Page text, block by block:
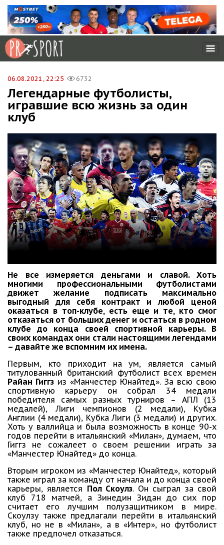
06.08.2021, 22:25 6732
Легендарные футболисты,
игравшие всю жизнь за один
клуб
Не все измеряется деньгами и славой. Хоть
многими профессиональными футболистами
движет желание подписать максимально
выгодный для себя контракт и любой ценой
оказаться в топ-клубе, есть еще и те, кто смог
отказаться от больших денег и остаться в родном
клубе до конца своей спортивной карьеры. В
своих командах они стали настоящими легендами
– давайте же вспомним их имена.
Первым, кто приходит на ум, является самый
титулованный британский футболист всех времен
Райан Гиггзиз «Манчестер Юнайтед». За всю свою
спортивную карьеру он собрал 34 медали
победителя самых разных турниров – АПЛ (13
медалей), Лиги чемпионов (2 медали), Кубка
Англии (4 медали), Кубка Лиги (3 медали) и других.
Хоть у валлийца и была возможность в конце 90-х
годов перейти в итальянский «Милан», думаем, что
Гиггз не сожалеет о своем решении играть за
«Манчестер Юнайтед» до конца.
Вторым игроком из «Манчестер Юнайтед», который
также играл за команду от начала и до конца своей
карьеры, является Пол Скоулз. Он сыграл за свой
клуб 718 матчей, а Зинедин Зидан до сих пор
считает его лучшим полузащитником в мире.
Скоулзу также предлагали перейти в итальянский
клуб, но не в «Милан», а в «Интер», но футболист
также предпочел отказаться.